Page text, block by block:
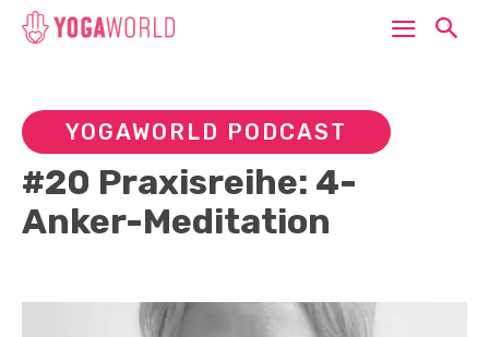
YOGAWORLD PODCAST
#20 Praxisreihe: 4-
Anker-Meditation